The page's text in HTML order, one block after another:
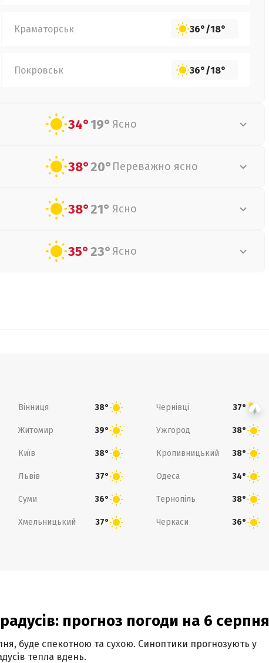
Краматорськ 36°/18°
Покровськ 36°/18°
34°19° Ясно
38°20° Переважно ясно
38°21° Ясно
35°23° Ясно
Вінниця 38° Чернівці 37°
Житомир 39° Ужгород 38°
Київ 38° Кропивницький 38°
Львів 37° Одеса 34°
Суми 36° Тернопіль 38°
Хмельницький 37° Черкаси 36°
прогноз погоди на 6 серпня
буде спекотною та сухою. Синоптики прогнозують у
тепла вдень.